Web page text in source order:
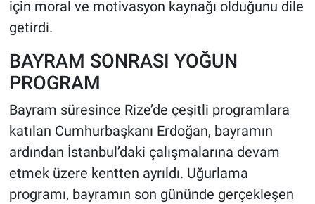
için moral ve motivasyon kaynağı olduğunu dile
getirdi.
BAYRAM SONRASI YOĞUN
PROGRAM
Bayram süresince Rize’de çeşitli programlara
katılan Cumhurbaşkanı Erdoğan, bayramın
ardından İstanbul’daki çalışmalarına devam
etmek üzere kentten ayrıldı. Uğurlama
programı, bayramın son gününde gerçekleşen